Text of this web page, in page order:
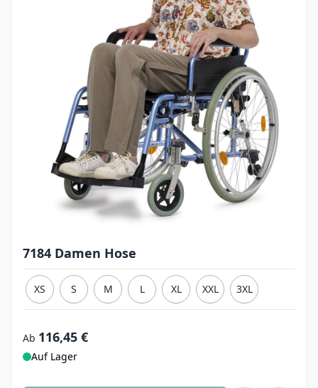
7184 Damen Hose
XS S M L XL XXL 3XL
Ab 116,45 €
Auf Lager